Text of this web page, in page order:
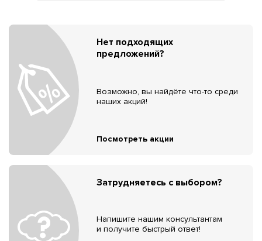
Нет подходящих
предложений?
Возможно, вы найдёте что-то среди
наших акций!
Посмотреть акции
Затрудняетесь с выбором?
Напишите нашим консультантам
и получите быстрый ответ!